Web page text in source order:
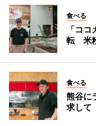
食べる
「コ
転 米
食べる
熊谷に
求して